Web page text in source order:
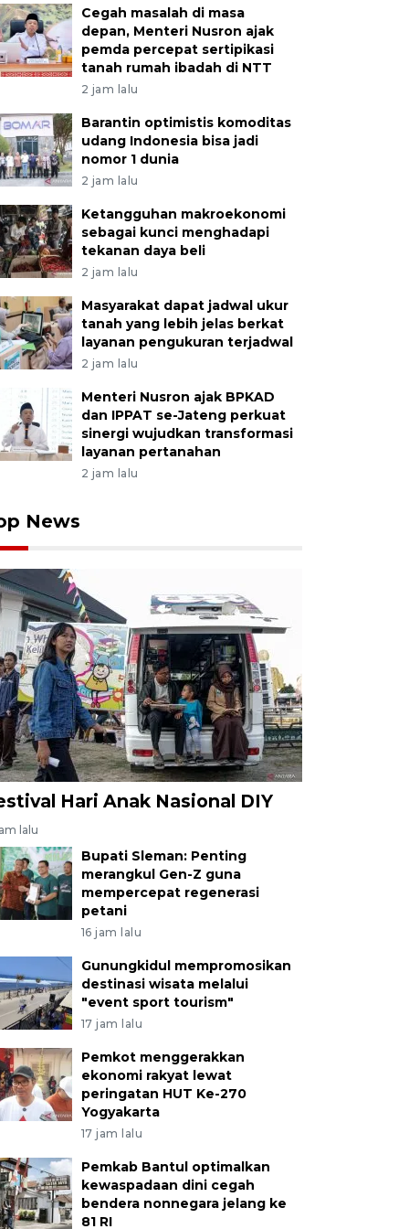
Cegah masalah di masa
depan, Menteri Nusron ajak
pemda percepat sertipikasi
tanah rumah ibadah di NTT
2 jam lalu
Barantin optimistis komoditas
udang Indonesia bisa jadi
nomor 1 dunia
2 jam lalu
Ketangguhan makroekonomi
sebagai kunci menghadapi
tekanan daya beli
2 jam lalu
Masyarakat dapat jadwal ukur
tanah yang lebih jelas berkat
layanan pengukuran terjadwal
2 jam lalu
Menteri Nusron ajak BPKAD
dan IPPAT se-Jateng perkuat
sinergi wujudkan transformasi
layanan pertanahan
2 jam lalu
News
Hari Anak Nasional DIY
lalu
Bupati Sleman: Penting
merangkul Gen-Z guna
mempercepat regenerasi
petani
16 jam lalu
Gunungkidul mempromosikan
destinasi wisata melalui
"event sport tourism"
17 jam lalu
Pemkot menggerakkan
ekonomi rakyat lewat
peringatan HUT Ke-270
Yogyakarta
17 jam lalu
Pemkab Bantul optimalkan
kewaspadaan dini cegah
bendera nonnegara jelang ke
81 RI